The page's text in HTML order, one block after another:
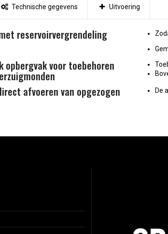
Technische gegevens Uitvoering
reservoirvergrendeling
voor toebehoren
afvoeren van opgezogen De